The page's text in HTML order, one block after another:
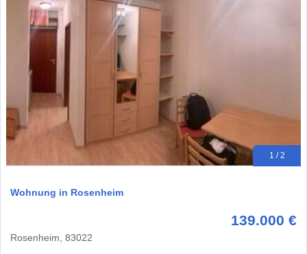
1 / 2
Wohnung in Rosenheim
139.000 €
Rosenheim, 83022